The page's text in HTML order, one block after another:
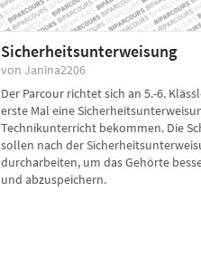
Sicherheitsunterweisung
von Janina2206
Der Parcour richtet sich an 5.-6.
erste Mal eine
Technikunterricht bekommen. Die
sollen nach der
durcharbeiten, um das Gehörte
und abzuspeichern.